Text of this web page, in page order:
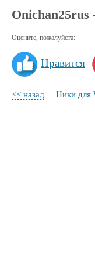
Onichan25rus
Оцените, пожалуйста:
Нравится
<< назад Ники для